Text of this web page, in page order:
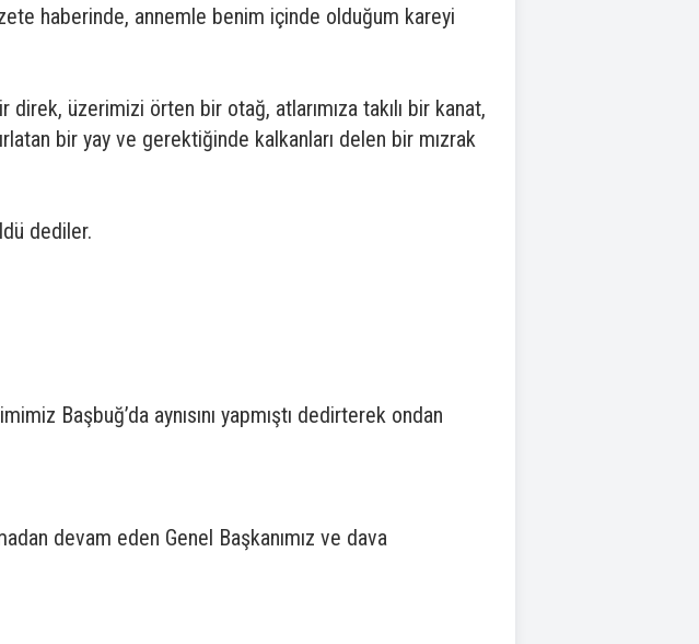
haberinde, annemle benim içinde olduğum kareyi
direk, üzerimizi örten bir otağ, atlarımıza takılı bir kanat,
bir yay ve gerektiğinde kalkanları delen bir mızrak
dediler.
Başbuğ’da aynısını yapmıştı dedirterek ondan
devam eden Genel Başkanımız ve dava